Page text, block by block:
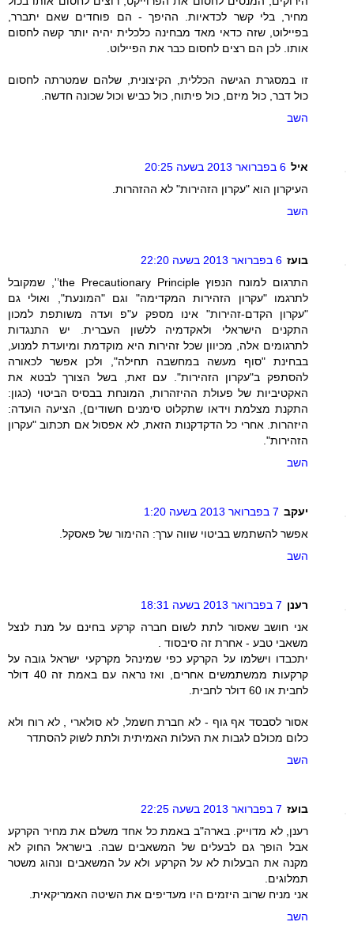
מחיר, בלי קשר לכדאיות. ההיפך - הם פוחדים שאם יתברר,
בפיילוט, שזה כדאי מאד מבחינה כלכלית יהיה יותר קשה לחסום
אותו. לכן הם רצים לחסום כבר את הפיילוט.
זו במסגרת הגישה הכללית, הקיצונית, שלהם שמטרתה לחסום
כול דבר, כול מיזם, כול פיתוח, כול כביש וכול שכונה חדשה.
השב
איל 6 בפברואר 2013 בשעה 20:25
העיקרון הוא "עקרון הזהירות" לא ההזהרות.
השב
בועז 6 בפברואר 2013 בשעה 22:20
התרגום למונח הנפוץ the Precautionary Principle’', שמקובל
לתרגמו "עקרון הזהירות המקדימה" וגם "המונעת", ואולי גם
"עקרון הקדם-זהירות" אינו מספק ע"פ ועדה משותפת למכון
התקנים הישראלי ולאקדמיה ללשון העברית. יש התנגדות
לתרגומים אלה, מכיוון שכל זהירות היא מוקדמת ומיועדת למנוע,
בבחינת "סוף מעשה במחשבה תחילה", ולכן אפשר לכאורה
להסתפק ב"עקרון הזהירות". עם זאת, בשל הצורך לבטא את
האקטיביות של פעולת ההיזהרות, המונחת בבסיס הביטוי (כגון:
התקנת מצלמת וידאו שתקלוט סימנים חשודים), הציעה הועדה:
היזהרות. אחרי כל הדקדקנות הזאת, לא אפסול אם תכתוב "עקרון
הזהירות".
השב
יעקב 7 בפברואר 2013 בשעה 1:20
אפשר להשתמש בביטוי שווה ערך: ההימור של פאסקל.
השב
רענן 7 בפברואר 2013 בשעה 18:31
אני חושב שאסור לתת לשום חברה קרקע בחינם על מנת לנצל
משאבי טבע - אחרת זה סיבסוד .
יתכבדו וישלמו על הקרקע כפי שמינהל מקרקעי ישראל גובה על
קרקעות ממשתמשים אחרים, ואז נראה עם באמת זה 40 דולר
לחבית או 60 דולר לחבית.
אסור לסבסד אף גוף - לא חברת חשמל, לא סולארי , לא רוח ולא
כלום מכולם לגבות את העלות האמיתית ולתת לשוק להסתדר
השב
בועז 7 בפברואר 2013 בשעה 22:25
רענן, לא מדוייק. בארה"ב באמת כל אחד משלם את מחיר הקרקע
אבל הופך גם לבעלים של המשאבים שבה. בישראל החוק לא
מקנה את הבעלות לא על הקרקע ולא על המשאבים ונהוג משטר
תמלוגים.
אני מניח שרוב היזמים היו מעדיפים את השיטה האמריקאית.
השב